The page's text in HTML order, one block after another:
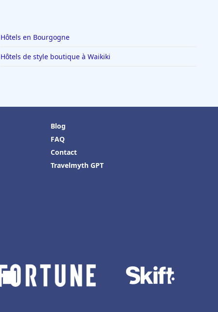
Hôtels en Bourgogne
Hôtels de style boutique à Waikiki
Blog
FAQ
Contact
Travelmyth GPT